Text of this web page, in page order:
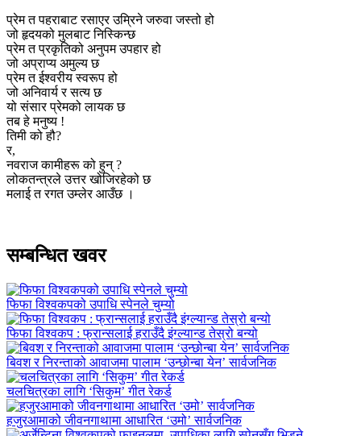
प्रेम त पहराबाट रसाएर उम्रिने जरुवा जस्तो हो
जो हृदयको मुलबाट निस्किन्छ
प्रेम त प्रकृतिको अनुपम उपहार हो
जो अप्राप्य अमुल्य छ
प्रेम त ईश्वरीय स्वरूप हो
जो अनिवार्य र सत्य छ
यो संसार प्रेमको लायक छ
तब हे मनुष्य !
तिमी को हौ?
र,
नवराज कामीहरू को हुन् ?
लोकतन्त्रले उत्तर खोजिरहेको छ
मलाई त रगत उम्लेर आउँछ ।
सम्बन्धित खवर
फिफा विश्वकपको उपाधि स्पेनले चुम्यो
फिफा विश्वकप : फ्रान्सलाई हराउँदै इंग्ल्यान्ड तेस्रो बन्यो
बिवश र निरन्ताको आवाजमा पालाम ‘उन्छोन्बा येन’ सार्वजनिक
चलचित्रका लागि ‘सिकुम’ गीत रेकर्ड
हजुरआमाको जीवनगाथामा आधारित ‘उमो’ सार्वजनिक